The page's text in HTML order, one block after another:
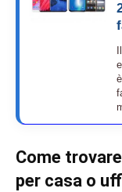
Come
per casa o